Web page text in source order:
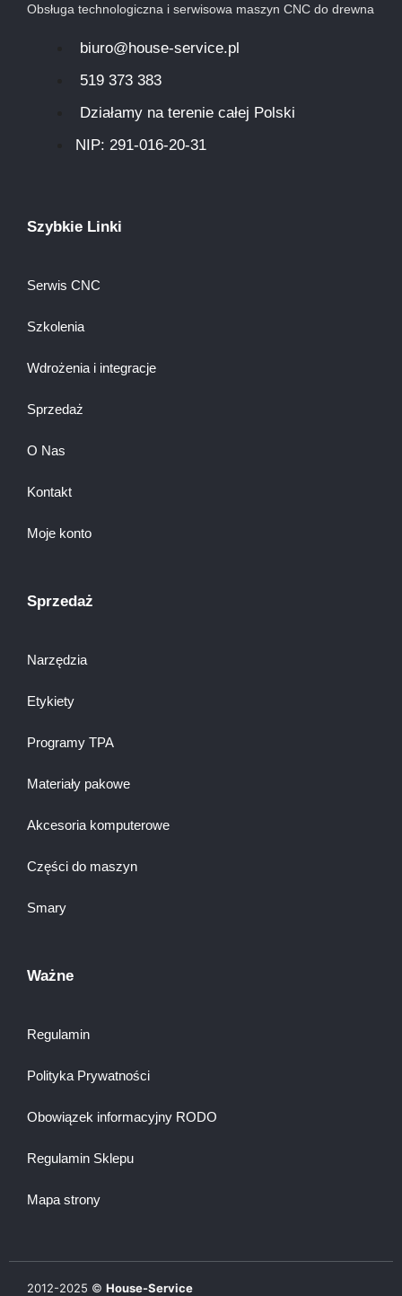
Obsługa technologiczna i serwisowa maszyn CNC do drewna
biuro@house-service.pl
519 373 383
Działamy na terenie całej Polski
NIP: 291-016-20-31​
Szybkie Linki
Serwis CNC
Szkolenia
Wdrożenia i integracje
Sprzedaż
O Nas
Kontakt
Moje konto
Sprzedaż
Narzędzia
Etykiety
Programy TPA
Materiały pakowe
Akcesoria komputerowe
Części do maszyn
Smary
Ważne
Regulamin
Polityka Prywatności
Obowiązek informacyjny RODO
Regulamin Sklepu
Mapa strony
2012-2025 © House-Service